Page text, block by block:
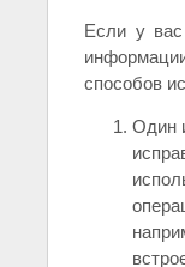
Если у
способов
Один